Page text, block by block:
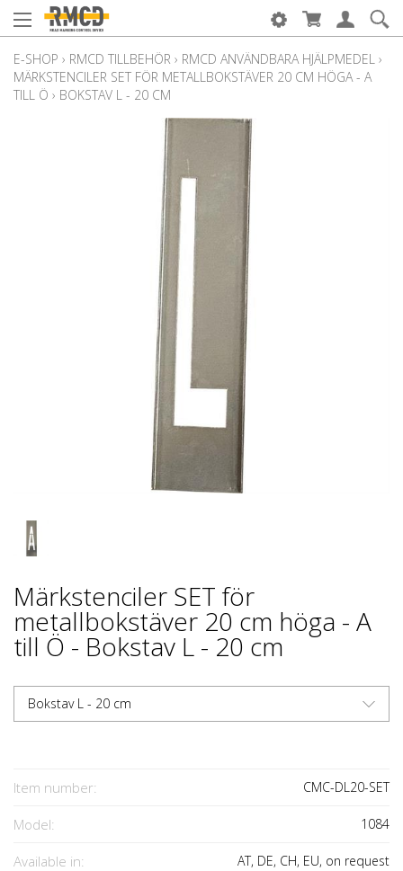
E-SHOP › RMCD TILLBEHÖR › RMCD ANVÄNDBARA HJÄLPMEDEL ›
MÄRKSTENCILER SET FÖR METALLBOKSTÄVER 20 CM HÖGA - A
TILL Ö › BOKSTAV L - 20 CM
Märkstenciler SET för
metallbokstäver 20 cm höga - A
till Ö - Bokstav L - 20 cm
Bokstav L - 20 cm
Item number: CMC-DL20-SET
Model: 1084
Available in: AT, DE, CH, EU, on request